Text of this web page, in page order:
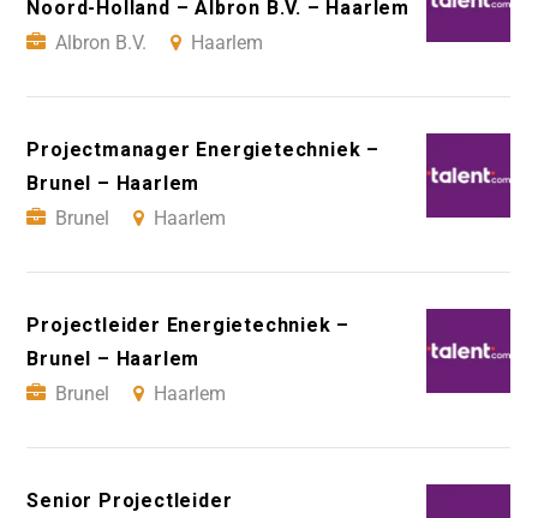
Noord-Holland – Albron B.V. – Haarlem
Albron B.V.
Haarlem
Projectmanager Energietechniek –
Brunel – Haarlem
Brunel
Haarlem
Projectleider Energietechniek –
Brunel – Haarlem
Brunel
Haarlem
Senior Projectleider